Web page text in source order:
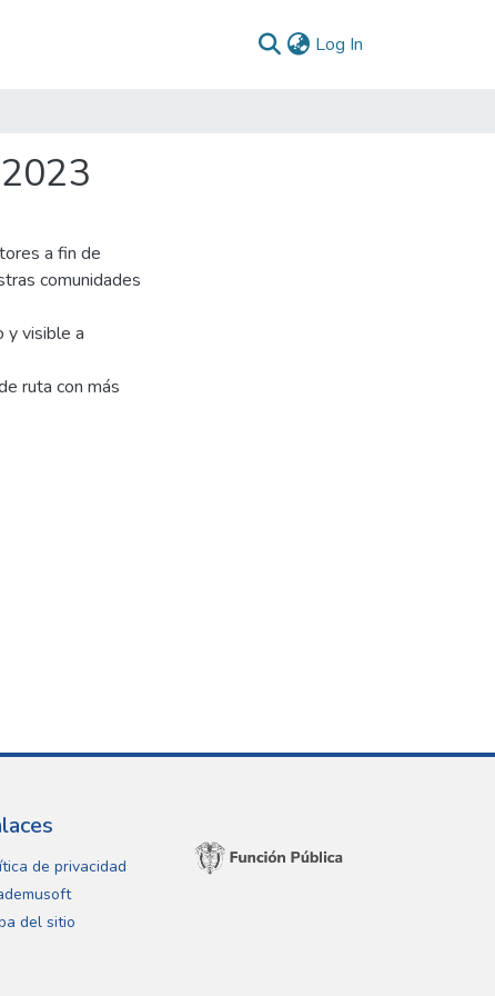
Log In
a fin de
comunidades
y visible a
ruta con más
de privacidad
del sitio